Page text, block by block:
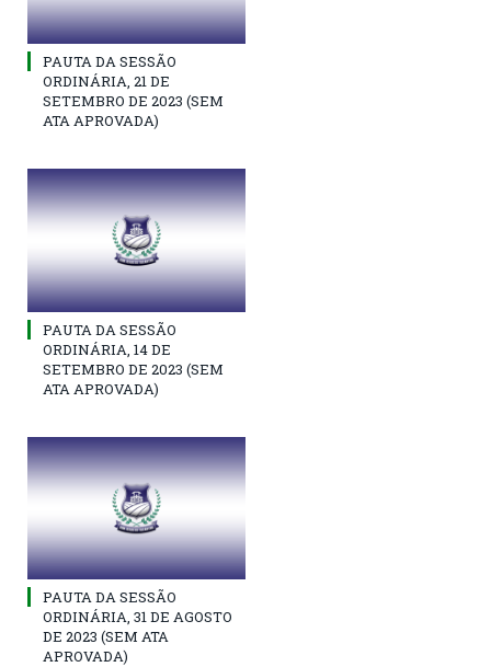
PAUTA DA SESSÃO
ORDINÁRIA, 21 DE
SETEMBRO DE 2023 (SEM
ATA APROVADA)
PAUTA DA SESSÃO
ORDINÁRIA, 14 DE
SETEMBRO DE 2023 (SEM
ATA APROVADA)
PAUTA DA SESSÃO
ORDINÁRIA, 31 DE AGOSTO
DE 2023 (SEM ATA
APROVADA)